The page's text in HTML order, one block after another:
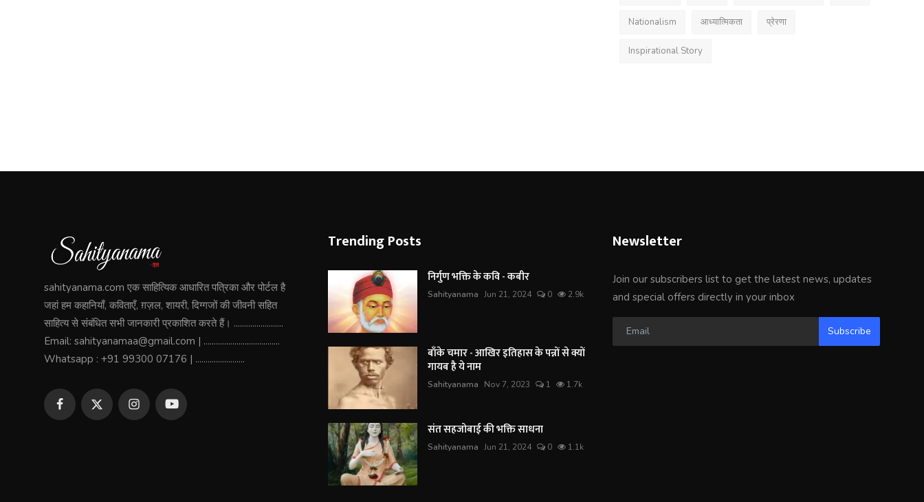
Nationalism आध्यात्मिकता प्रेरणा
Inspirational Story
sahityanama.com एक साहित्यिक आधारित पत्रिका और पोर्टल है
जहां हम कहानियाँ, कविताएँ, ग़ज़ल, शायरी, दिग्गजों की जीवनी सहित
साहित्य से संबंधित सभी जानकारी प्रकाशित करते हैं। ........................
Email: sahityanamaa@gmail.com | .....................................
Whatsapp : +91 99300 07176 | ........................
Trending Posts
निर्गुण भक्ति के कवि - कबीर
Sahityanama Jun 21, 2024 0 2.9k
बाँके चमार - आखिर इतिहास के पन्नों से क्यों
गायब है ये नाम
Sahityanama Nov 7, 2023 1 1.7k
संत सहजोबाई की भक्ति साधना
Sahityanama Jun 21, 2024 0 1.1k
Newsletter
Join our subscribers list to get the latest news, updates
and special offers directly in your inbox
Subscribe